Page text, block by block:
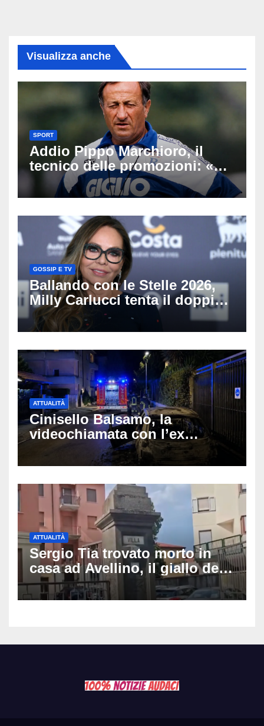
Visualizza anche
SPORT
Addio Pippo Marchioro, il
tecnico delle promozioni: «Ha
scritto pagine indimenticabili
del nostro calcio»
GOSSIP E TV
Ballando con le Stelle 2026,
Milly Carlucci tenta il doppio
colpo: tra i papabili Ornella
Muti e Monica Guerritore
ATTUALITÀ
Cinisello Balsamo, la
videochiamata con l’ex
fidanzata e il dramma: 35enne
lotta tra la vita e la morte
ATTUALITÀ
Sergio Tia trovato morto in
casa ad Avellino, il giallo della
porta socchiusa: disposta
l’autopsia